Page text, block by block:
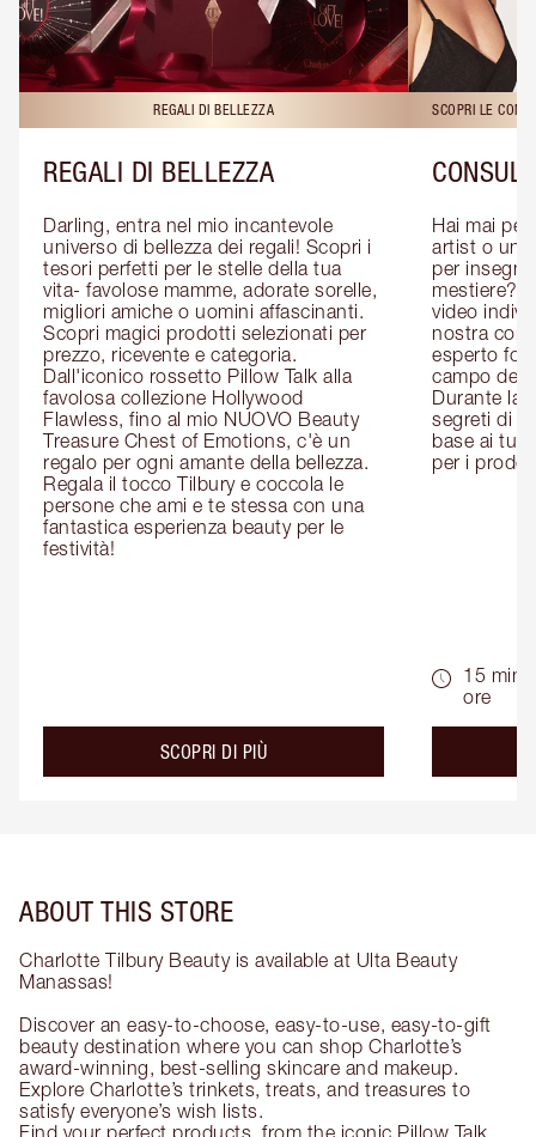
REGALI DI BELLEZZA
REGALI DI BELLEZZA
Darling, entra nel mio incantevole
universo di bellezza dei regali! Scopri i
tesori perfetti per le stelle della tua
vita- favolose mamme, adorate sorelle,
migliori amiche o uomini affascinanti.
Scopri magici prodotti selezionati per
prezzo, ricevente e categoria.
Dall'iconico rossetto Pillow Talk alla
favolosa collezione Hollywood
Flawless, fino al mio NUOVO Beauty
Treasure Chest of Emotions, c'è un
regalo per ogni amante della bellezza.
Regala il tocco Tilbury e coccola le
persone che ami e te stessa con una
fantastica esperienza beauty per le
festività!
SCOPRI DI PIÙabout the
SCOPRI LE
Hai mai
artist o un
per
mestiere?
video
nostra
esperto
campo del
Durante la
segreti di
base ai
per i
15 min
ore
ABOUT THIS STORE
Charlotte Tilbury Beauty is available at Ulta Beauty
Manassas!
Discover an easy-to-choose, easy-to-use, easy-to-gift
beauty destination where you can shop Charlotte’s
award-winning, best-selling skincare and makeup.
Explore Charlotte’s trinkets, treats, and treasures to
satisfy everyone’s wish lists.